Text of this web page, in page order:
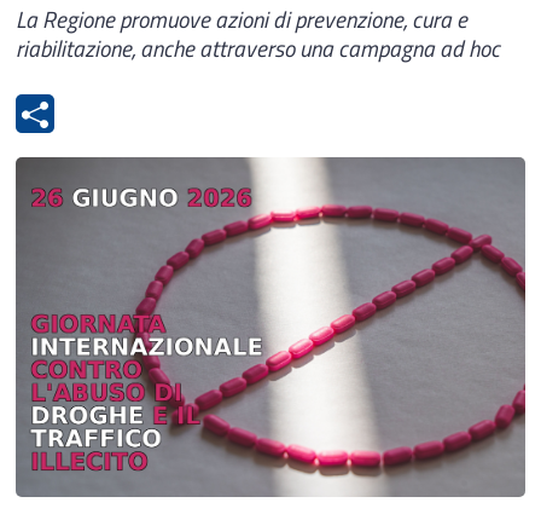
La Regione promuove azioni di prevenzione, cura e
riabilitazione, anche attraverso una campagna ad hoc